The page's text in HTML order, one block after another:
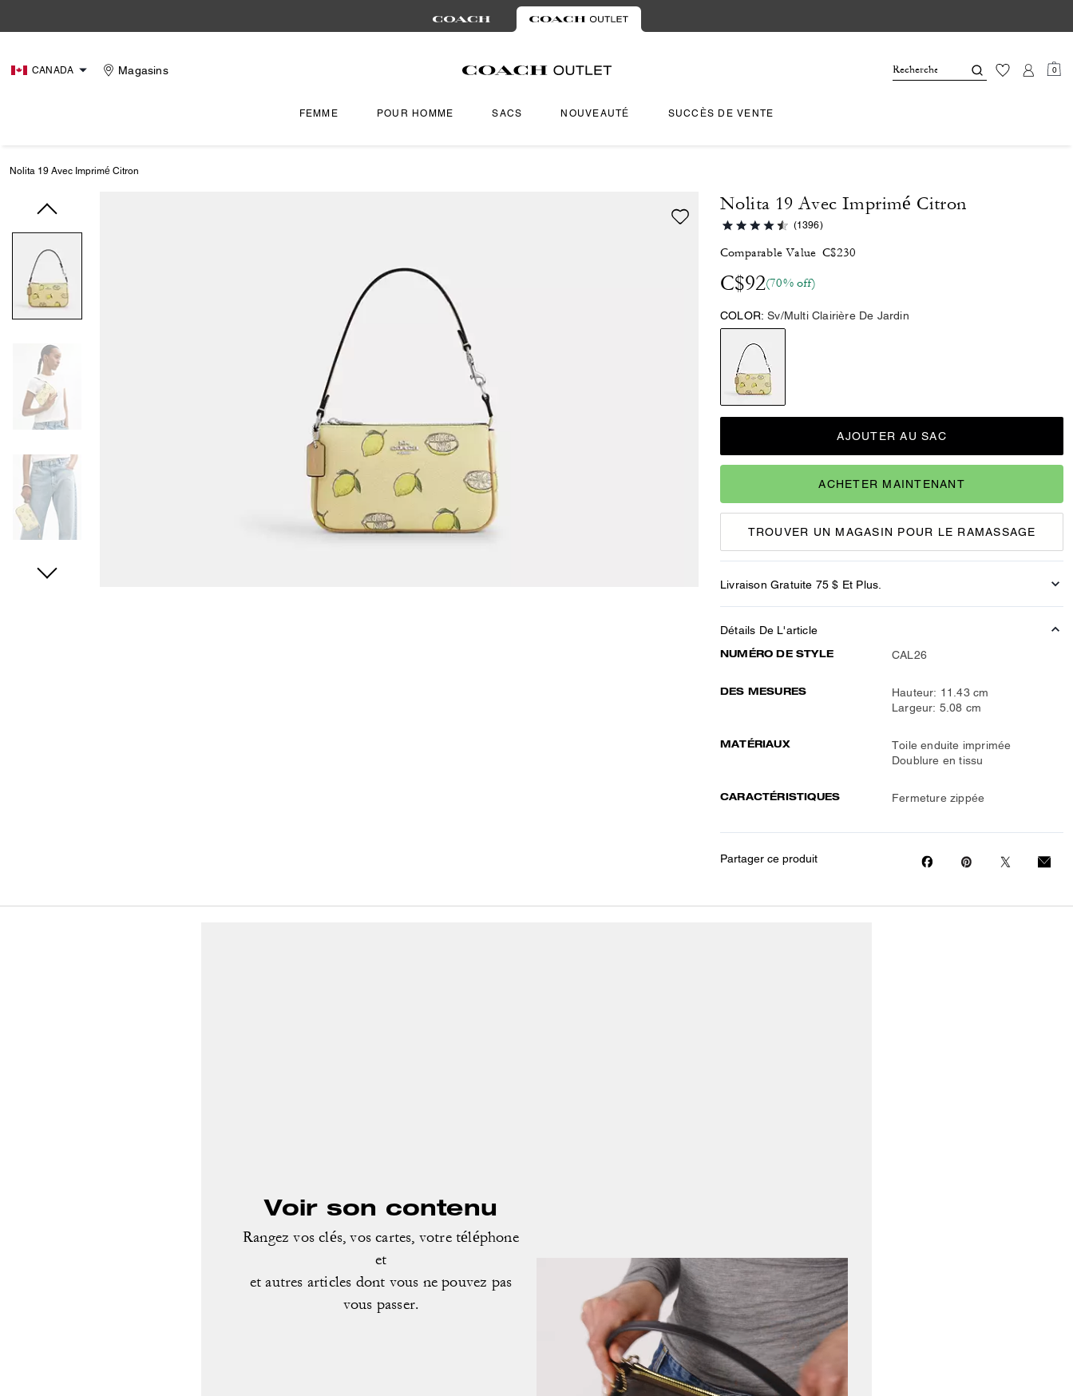
CANADA Magasins 0
FEMME POUR HOMME SACS NOUVEAUTÉ SUCCÈS DE VENTE
Nolita 19 Avec Imprimé Citron
Nolita 19 Avec Imprimé Citron
(1396)
Comparable Value C$230
C$92(70% off)
COLOR: Sv/Multi Clairière De Jardin
AJOUTER AU SAC
ACHETER MAINTENANT
TROUVER UN MAGASIN POUR LE RAMASSAGE
Livraison Gratuite 75 $ Et Plus.
Détails De L'article
NUMÉRO DE STYLE CAL26
DES MESURES
Hauteur: 11.43 cm
Largeur: 5.08 cm
MATÉRIAUX
Toile enduite imprimée
Doublure en tissu
CARACTÉRISTIQUES Fermeture zippée
Partager ce produit
Voir son contenu
Rangez vos clés, vos cartes, votre téléphone
et
et autres articles dont vous ne pouvez pas
vous passer.